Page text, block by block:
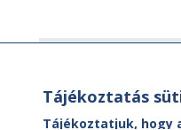
Tájékoztatás
Tájékoztatjuk, hogy